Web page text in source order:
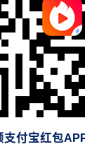
支付宝红包